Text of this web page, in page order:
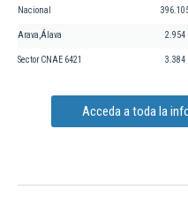
Nacional
Arava,Álava 2.954
Sector CNAE 6421 3.384
Acceda a toda la